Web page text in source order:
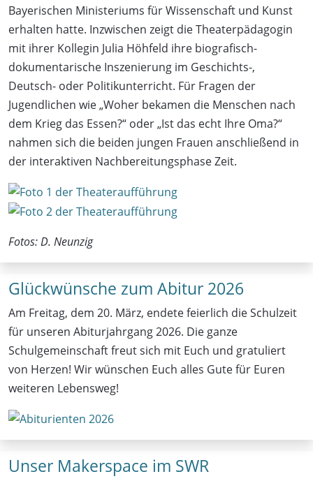
Bayerischen Ministeriums für Wissenschaft und Kunst
erhalten hatte. Inzwischen zeigt die Theaterpädagogin
mit ihrer Kollegin Julia Höhfeld ihre biografisch-
dokumentarische Inszenierung im Geschichts-,
Deutsch- oder Politikunterricht. Für Fragen der
Jugendlichen wie „Woher bekamen die Menschen nach
dem Krieg das Essen?“ oder „Ist das echt Ihre Oma?“
nahmen sich die beiden jungen Frauen anschließend in
der interaktiven Nachbereitungsphase Zeit.
Fotos: D. Neunzig
Glückwünsche zum Abitur 2026
Am Freitag, dem 20. März, endete feierlich die Schulzeit
für unseren Abiturjahrgang 2026. Die ganze
Schulgemeinschaft freut sich mit Euch und gratuliert
von Herzen! Wir wünschen Euch alles Gute für Euren
weiteren Lebensweg!
Unser Makerspace im SWR